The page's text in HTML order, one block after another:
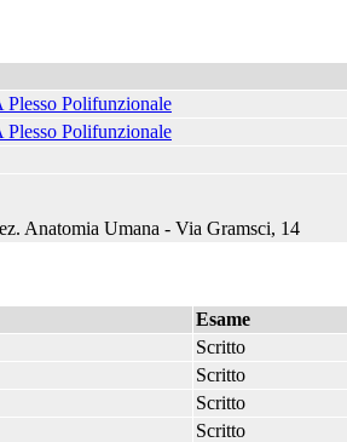
Plesso Polifunzionale
Plesso Polifunzionale
Anatomia Umana - Via Gramsci, 14
Esame
Scritto
Scritto
Scritto
Scritto